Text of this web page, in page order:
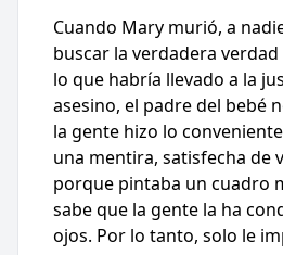
Cuando Mary murió, a
buscar la verdadera
lo que habría llevado a la
asesino, el padre del bebé
la gente hizo lo
una mentira, satisfecha de
porque pintaba un cuadro
sabe que la gente la ha
ojos. Por lo tanto, solo le